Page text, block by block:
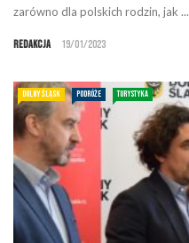
zarówno dla polskich rodzin, jak ...
Redakcja 19/01/2023
DOLNY ŚLĄSK PODRÓŻE TURYSTYKA